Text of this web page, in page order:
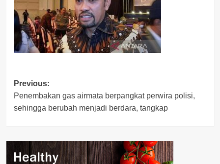
Post
navigation
Previous:
Penembakan gas airmata berpangkat perwira polisi,
sehingga berubah menjadi berdara, tangkap